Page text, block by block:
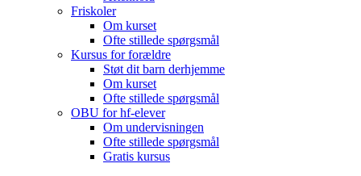
Friskoler
Om kurset
Ofte stillede spørgsmål
Kursus for forældre
Støt dit barn derhjemme
Om kurset
Ofte stillede spørgsmål
OBU for hf-elever
Om undervisningen
Ofte stillede spørgsmål
Gratis kursus